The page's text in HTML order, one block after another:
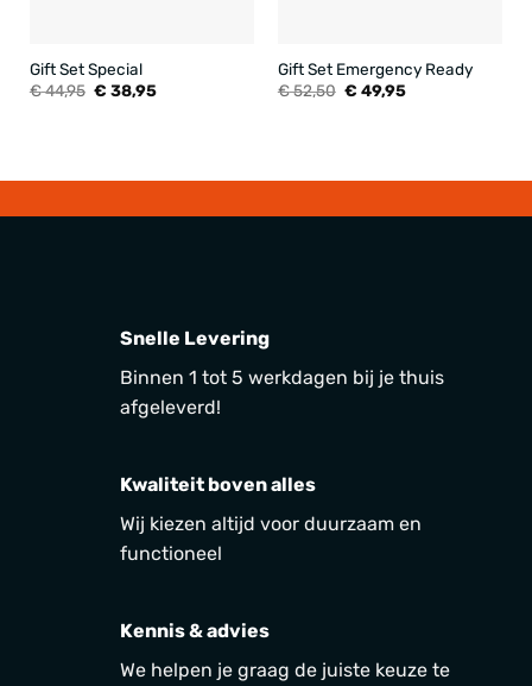
Gift Set Special
€44,95 Oorspronkelijke
€ 38,95Huidige
Gift Set Emergency Ready
€52,50 Oorspronkelijke
€ 49,95Huidige
Snelle Levering
Binnen 1 tot 5 werkdagen bij je thuis
afgeleverd!
Kwaliteit boven alles
Wij kiezen altijd voor duurzaam en
functioneel
Kennis & advies
We helpen je graag de juiste keuze te